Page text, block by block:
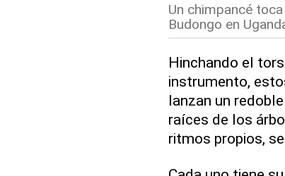
Un chimpancé
Budongo en
Hinchando el
instrumento,
lanzan un
raíces de los
ritmos propios,